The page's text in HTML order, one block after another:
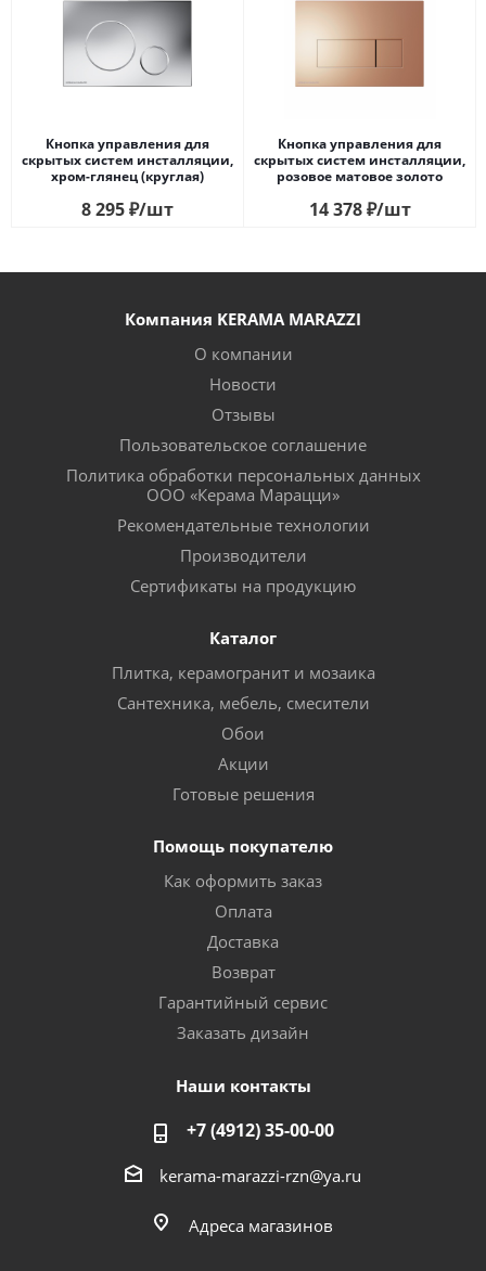
Кнопка управления для
скрытых систем инсталляции,
xром-глянец (круглая)
8 295₽/шт
Кнопка управления для
скрытых систем инсталляции,
розовое матовое золото
14 378₽/шт
Компания KERAMA MARAZZI
О компании
Новости
Отзывы
Пользовательское соглашение
Политика обработки персональных данных
ООО «Керама Марацци»
Рекомендательные технологии
Производители
Сертификаты на продукцию
Каталог
Плитка, керамогранит и мозаика
Сантехника, мебель, смесители
Обои
Акции
Готовые решения
Помощь покупателю
Как оформить заказ
Оплата
Доставка
Возврат
Гарантийный сервис
Заказать дизайн
Наши контакты
+7 (4912) 35-00-00
kerama-marazzi-rzn@ya.ru
Адреса магазинов